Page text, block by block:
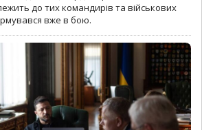
до тих командирів та військових
вже в бою.